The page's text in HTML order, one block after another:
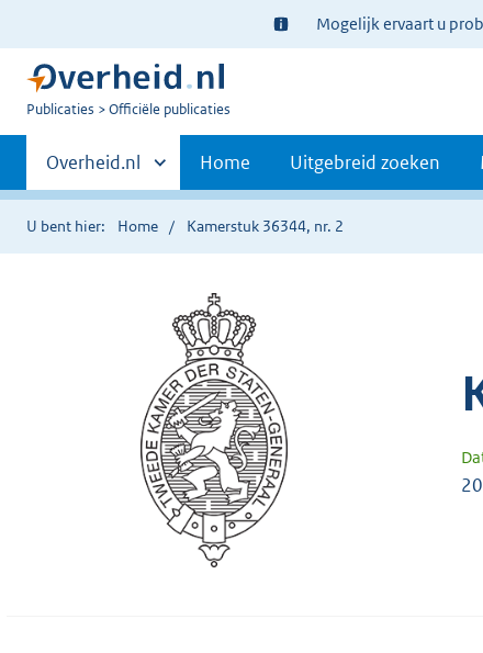
Ter
informatie:
Mogelijk ervaart u
U
Publicaties Officiële publicaties
Primaire
navigatie
Andere
sites
binnen
Overheid.nl Home Uitgebreid zoeken
U bent hier: Home Kamerstuk 36344, nr. 2